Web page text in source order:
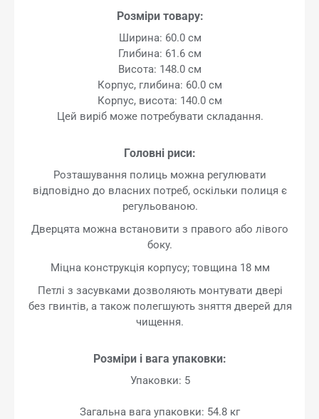
Розміри товару:
Ширина: 60.0 см
Глибина: 61.6 см
Висота: 148.0 см
Корпус, глибина: 60.0 см
Корпус, висота: 140.0 см
Цей виріб може потребувати складання.
Головні риси:
Розташування полиць можна регулювати
відповідно до власних потреб, оскільки полиця є
регульованою.
Дверцята можна встановити з правого або лівого
боку.
Міцна конструкція корпусу; товщина 18 мм
Петлі з засувками дозволяють монтувати двері
без гвинтів, а також полегшують зняття дверей для
чищення.
Розміри і вага упаковки:
Упаковки: 5
Загальна вага упаковки: 54.8 кг